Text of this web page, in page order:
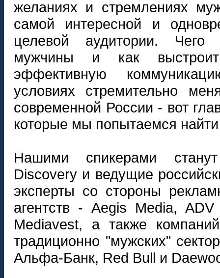
желаниях и стремлениях
самой интересной и
целевой аудитории. Чего
мужчины и как
эффективную
условиях стремительно
современной России - вот
которые мы попытаемся
Нашими спикерами станут
Discovery и ведущие
эксперты со стороны
агентств - Aegis Media,
Mediavest, а также
традиционно "мужских"
Альфа-Банк, Red Bull и